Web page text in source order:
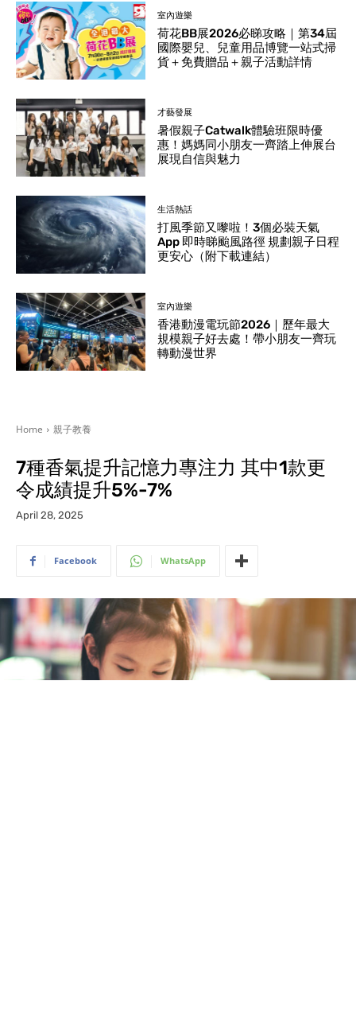
室內遊樂
荷花BB展2026必睇攻略｜第34屆
國際嬰兒、兒童用品博覽一站式掃
貨＋免費贈品＋親子活動詳情
才藝發展
暑假親子Catwalk體驗班限時優
惠！媽媽同小朋友一齊踏上伸展台
展現自信與魅力
生活熱話
打風季節又嚟啦！3個必裝天氣
App 即時睇颱風路徑 規劃親子日程
更安心（附下載連結）
室內遊樂
香港動漫電玩節2026｜歷年最大
規模親子好去處！帶小朋友一齊玩
轉動漫世界